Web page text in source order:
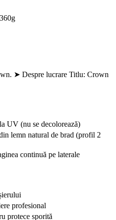
➤ Despre lucrare Titlu: Crown
UV (nu se decolorează)
lemn natural de brad (profil 2
continuă pe laterale
profesional
protece sporită